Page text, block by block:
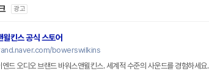
광고
윌킨스 공식 스토어
bowerswilkins
엔드 오디오 브랜드 바워스앤윌킨스. 세계적 수준의 사운드를 경험하세요.